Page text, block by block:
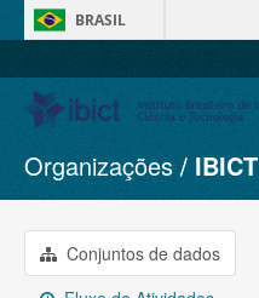
BRASIL
Conjuntos de dados
Organizações
Grupos
Sobre
Organizações IBICT
Conjuntos de dados